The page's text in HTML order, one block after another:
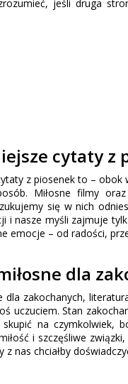
jeśli druga
cytaty z
z piosenek to – obok
Miłosne filmy
się w nich
i nasze myśli zajmuje
emocje – od radości,
dla
dla zakochanych,
uczuciem. Stan
na czymkolwiek,
i szczęśliwe
z nas chciałby